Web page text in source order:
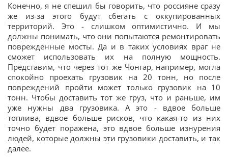
Конечно, я не спешил бы говорить, что россияне сразу
же из-за этого будут сбегать с оккупированных
территорий. Это - слишком оптимистично. И мы
должны понимать, что они попытаются ремонтировать
поврежденные мосты. Да и в таких условиях враг не
сможет использовать их на полную мощность.
Представим, что через тот же Чонгар, например, могла
спокойно проехать грузовик на 20 тонн, но после
повреждений пройти может только грузовик на 10
тонн. Чтобы доставить тот же груз, что и раньше, им
уже нужны два грузовика. А это - вдвое больше
топлива, вдвое больше рисков, что какая-то из них
точно будет поражена, это вдвое больше изнурения
людей, которые должны эти грузовики доставить, и так
далее.